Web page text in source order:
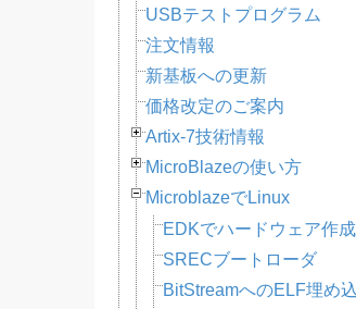
USBテストプログラム
注文情報
新基板への更新
価格改定のご案内
Artix-7技術情報
MicroBlazeの使い方
MicroblazeでLinux
EDKでハードウェア作成
SRECブートローダ
BitStreamへのELF埋め